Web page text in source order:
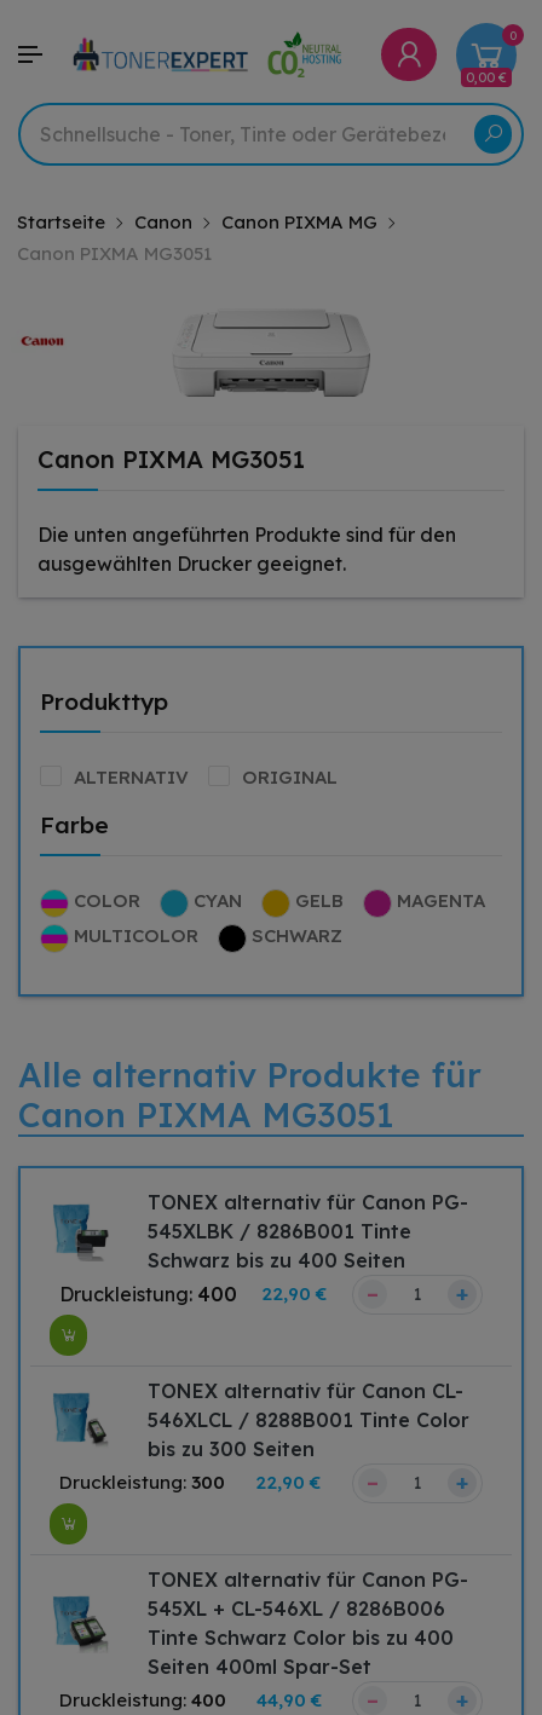
0
0,00 €
Startseite Canon
Canon PIXMA MG
Canon PIXMA MG3051
Canon PIXMA MG3051
Die unten angeführten Produkte sind für den
ausgewählten Drucker geeignet.
Produkttyp
ALTERNATIV ORIGINAL
Farbe
COLOR CYAN GELB
MAGENTA
MULTICOLOR
SCHWARZ
Alle alternativ Produkte für
Canon PIXMA MG3051
TONEX alternativ für Canon PG-
545XLBK / 8286B001 Tinte
Schwarz bis zu 400 Seiten
Druckleistung: 400 22,90 € – +
TONEX alternativ für Canon CL-
546XLCL / 8288B001 Tinte Color
bis zu 300 Seiten
Druckleistung: 300 22,90 € – +
TONEX alternativ für Canon PG-
545XL + CL-546XL / 8286B006
Tinte Schwarz Color bis zu 400
Seiten 400ml Spar-Set
Druckleistung: 400 44,90 € – +